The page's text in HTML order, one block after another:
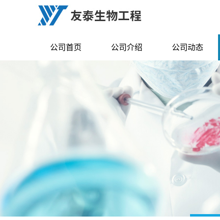
公司首页 公司介绍 公司动态